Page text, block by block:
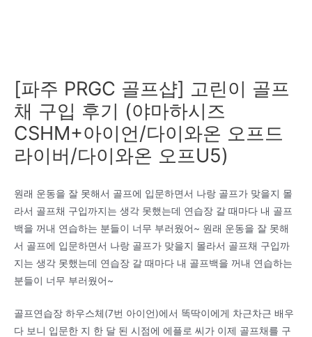
[파주 PRGC 골프샵] 고린이 골프
채 구입 후기 (야마하시즈
CSHM+아이언/다이와온 오프드
라이버/다이와온 오프U5)
원래 운동을 잘 못해서 골프에 입문하면서 나랑 골프가 맞을지 몰
라서 골프채 구입까지는 생각 못했는데 연습장 갈 때마다 내 골프
백을 꺼내 연습하는 분들이 너무 부러웠어~ 원래 운동을 잘 못해
서 골프에 입문하면서 나랑 골프가 맞을지 몰라서 골프채 구입까
지는 생각 못했는데 연습장 갈 때마다 내 골프백을 꺼내 연습하는
분들이 너무 부러웠어~
골프연습장 하우스체(7번 아이언)에서 똑딱이에게 차근차근 배우
다 보니 입문한 지 한 달 된 시점에 에플로 씨가 이제 골프채를 구